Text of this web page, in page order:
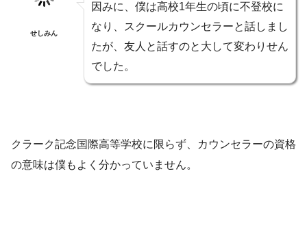
せしみん
因みに、僕は高校1年生の頃に不登校に
なり、スクールカウンセラーと話しまし
たが、友人と話すのと大して変わりせん
でした。
クラーク記念国際高等学校に限らず、カウンセラーの資格
の意味は僕もよく分かっていません。